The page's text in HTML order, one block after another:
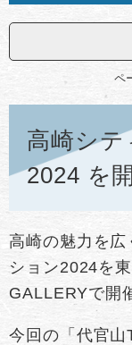
ペ
高崎シテ
2024 を
高崎の魅力を
ション2024を
GALLERYで開
今回の「代官